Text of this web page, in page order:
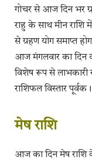
गोचर से आज दिन भर
राहु के साथ मीन राशि
से ग्रहण योग समाप्त
आज मंगलवार का दिन
विशेष रूप से
राशिफल विस्तार पूर्वक।
मेष राशि
आज का दिन मेष